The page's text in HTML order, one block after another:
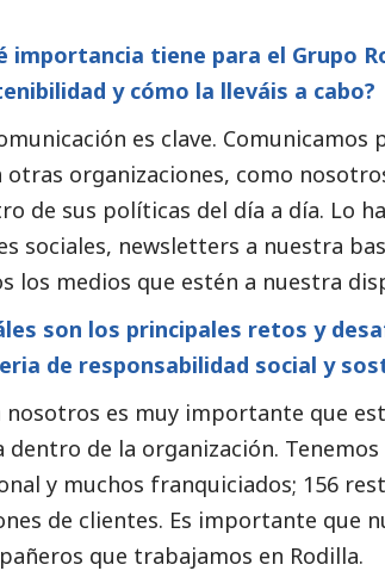
importancia tiene para el Grupo
y cómo la lleváis a cabo?
es clave.
otras organizaciones, como
de sus políticas del día a día. Lo
sociales, newsletters a nuestra
los medios que estén a nuestra
son los principales retos y
de responsabilidad social y
nosotros es muy importante que
dentro de la organización.
y muchos franquiciados; 156
de clientes. Es importante que
que trabajamos en Rodilla.